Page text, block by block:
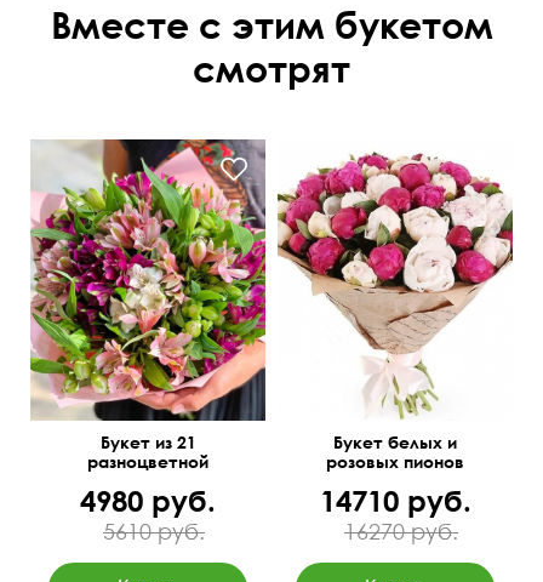
Вместе с этим букетом
смотрят
Букет из 21
разноцветной
4980 руб.
5610 руб.
Букет белых и
розовых пионов
14710 руб.
16270 руб.